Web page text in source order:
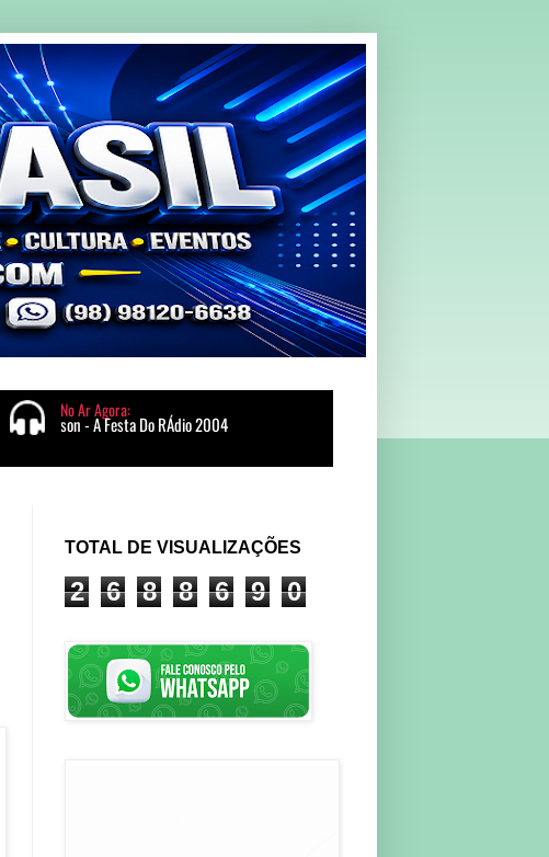
TOTAL DE VISUALIZAÇÕES
2 6 8 8 6 9 0